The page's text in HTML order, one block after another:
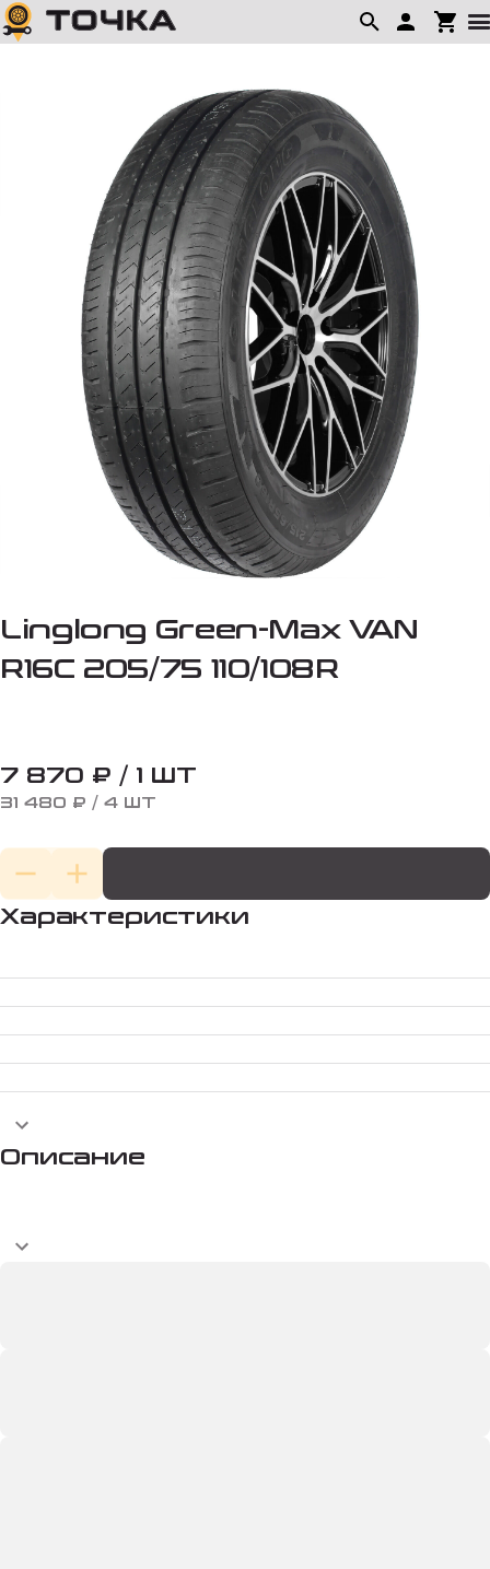
Linglong Green-Max VAN
R16C 205/75 110/108R
7 870 ₽ / 1 ШТ
31 480 ₽ / 4 ШТ
Характеристики
Описание